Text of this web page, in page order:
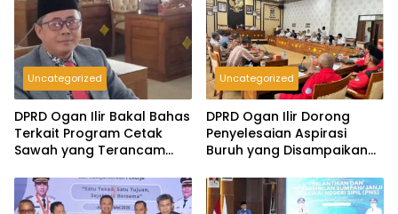
Uncategorized
DPRD Ogan Ilir Bakal Bahas
Terkait Program Cetak
Sawah yang Terancam
Uncategorized
DPRD Ogan Ilir Dorong
Penyelesaian Aspirasi
Buruh yang Disampaikan
2026